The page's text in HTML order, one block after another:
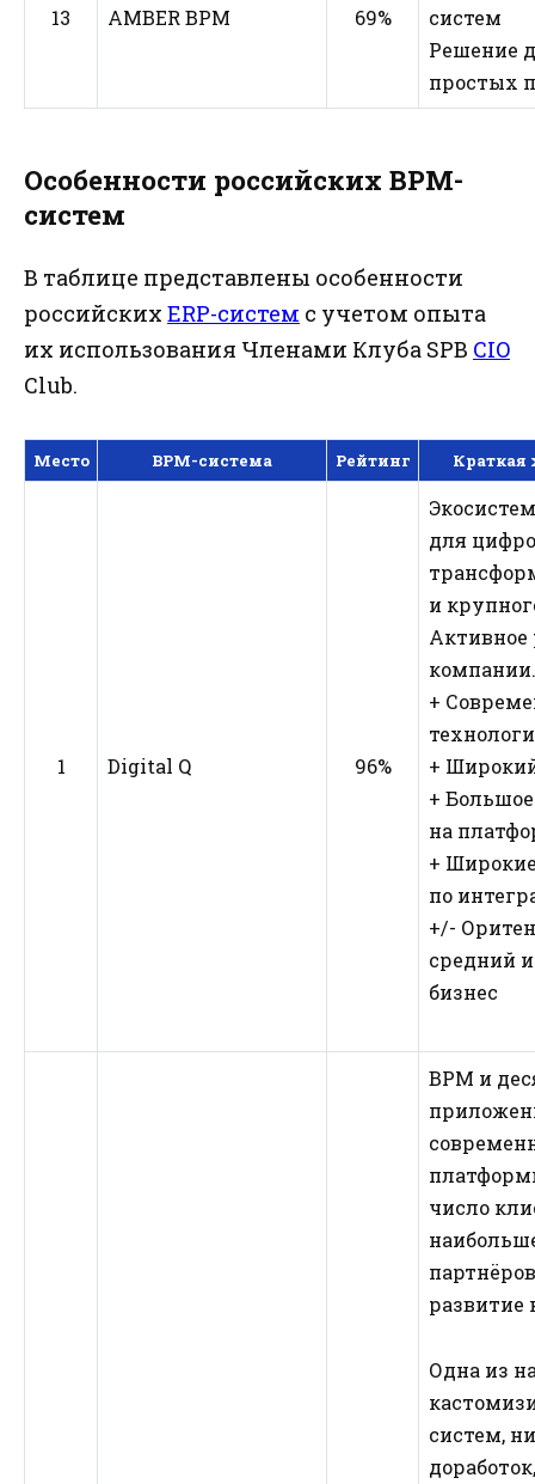
13 AMBER BPM 69%
систем
Решение
простых
Особенности российских BPM-
систем
В таблице представлены особенности
российских ERP-систем с учетом опыта
их использования Членами Клуба SPB CIO
Club.
Место BPM-система Рейтинг Краткая
1 Digital Q 96%
для
и
Активное
+
+
+
на
+
по
+/-
средний
бизнес
BPM и
число
развитие
Одна из
систем,